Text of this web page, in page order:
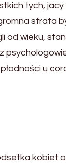
tych,
strata
od wieku,
u
kobiet